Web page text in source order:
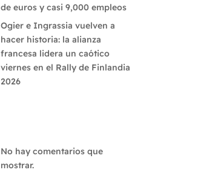
de euros y casi 9,000 empleos
Ogier e Ingrassia vuelven a
hacer historia: la alianza
francesa lidera un caótico
viernes en el Rally de Finlandia
2026
No hay comentarios que
mostrar.